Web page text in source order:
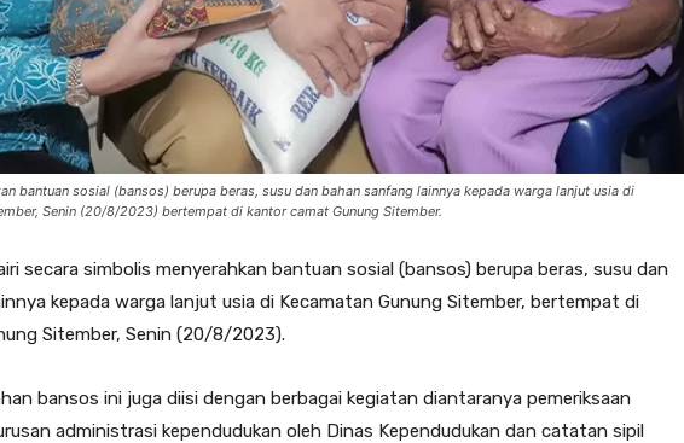
bantuan sosial (bansos) berupa beras, susu dan bahan sanfang lainnya kepada warga lanjut usia di
Senin (20/8/2023) bertempat di kantor camat Gunung Sitember.
secara simbolis menyerahkan bantuan sosial (bansos) berupa beras, susu dan
kepada warga lanjut usia di Kecamatan Gunung Sitember, bertempat di
Sitember, Senin (20/8/2023).
bansos ini juga diisi dengan berbagai kegiatan diantaranya pemeriksaan
administrasi kependudukan oleh Dinas Kependudukan dan catatan sipil